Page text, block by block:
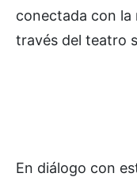
conectada con la
través del teatro
En diálogo con